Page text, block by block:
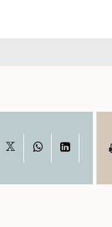
WhatsAppLinkedIn